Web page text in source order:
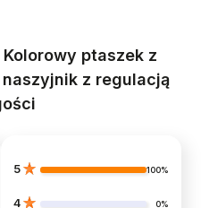
ptaszek z
z regulacją
5 100%
4 0%